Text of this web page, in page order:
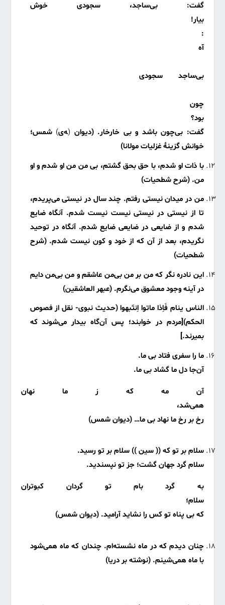
گفت: بی‌ساجد، سجودی خوش
بیار!
:
آه
بی‌ساجد سجودی
چون
بود؟
گفت: بی‌چون باشد و بی خارخار.(دیوان (ﻪ‌ی) شمس؛
خوانش گزینۀ غزلیات مولانا)
با ذات او شدم، با حق بحق گشتم، بی من من او شدم و او
من. (شرح شطحیات)
من در میدان نیستی رفتم. چند سال در نیستی می‌پریدم،
تا از نیستی در نیستی نیست نیست شدم. آنگاه ضایع
شدم و از ضایعی در ضایعی ضایع شدم. آنگاه در توحید
نگریدم، بعد از آن که از خود و کون نیست شدم. (شرح
شطحیات)
این نادره نگر که من بر من بی‌من عاشقم و من بی‌من دایم
در آینه وجود معشوق می‌نگرم. (عبهر العاشقین)
الناس ینام فَاِذا ماتوا اِنتَبهوا (حدیث نبوی- نقل از فصوص
الحکم)[مردم در خوابند؛ پس آن‌گاه بیدار می‌شوند که
بمیرند.]
ما را سفری فتاد بی ما.
آن‌جا دل ما گشاد بی ما.
آن مه که ز ما نهان
همی‌شد،
رخ بر رخ ما نهاد بی ما… (دیوان شمس)
سلام بر تو که (( سین )) سلام بر تو رسید.
سلام گرد جهان گشت؛ جز تو نپسندید.
به گرد بام تو گردان کبوتران
سلام؛
که بی پناه تو کس را نشاید آرامید. (دیوان شمس)
چنان دیدم که در ماه نشسته‌ام. چندان که ماه همی‌شود
با ماه همی‌شینم. (نوشته بر دریا)